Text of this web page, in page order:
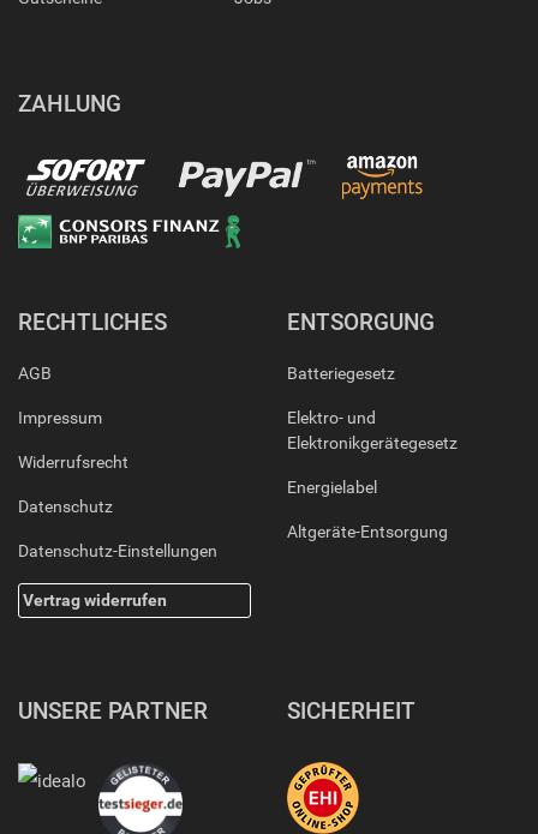
ZAHLUNG
RECHTLICHES
AGB
Impressum
Widerrufsrecht
Datenschutz
Datenschutz-Einstellungen
Vertrag widerrufen
ENTSORGUNG
Batteriegesetz
Elektro- und
Elektronikgerätegesetz
Energielabel
Altgeräte-Entsorgung
UNSERE PARTNER SICHERHEIT